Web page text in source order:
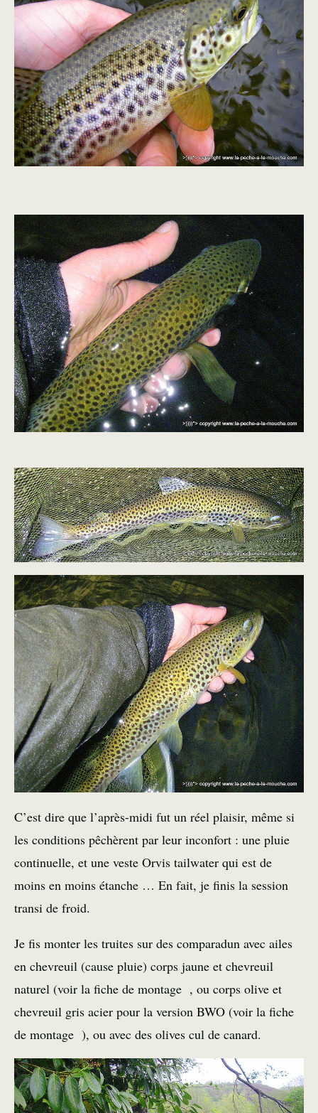
C’est dire que l’après-midi fut un réel plaisir, même si
les conditions pêchèrent par leur inconfort : une pluie
continuelle, et une veste Orvis tailwater qui est de
moins en moins étanche … En fait, je finis la session
transi de froid.
Je fis monter les truites sur des comparadun avec ailes
en chevreuil (cause pluie) corps jaune et chevreuil
naturel (voir la fiche de montage , ou corps olive et
chevreuil gris acier pour la version BWO (voir la fiche
de montage ), ou avec des olives cul de canard.